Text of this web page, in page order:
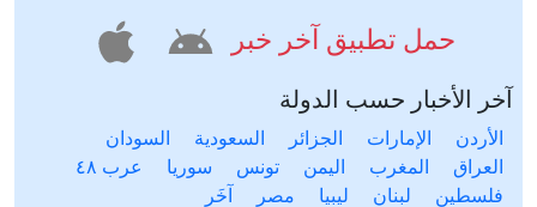
حمل تطبيق آخر خبر
آخر الأخبار حسب الدولة
الأردن الإمارات الجزائر السعودية
السودان
العراق
المغرب اليمن تونس سوريا
عرب ٤٨
فلسطين
لبنان ليبيا مصر آخَر